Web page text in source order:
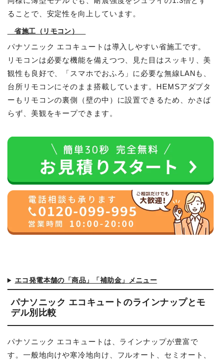
ることで、安定性を向上しています。
省施工（リモコン）
パナソニック エコキュートは導入しやすい省施工です。
リモコンは必要な機能を備えつつ、見た目はスッキリ、美
観性も良好で、「スマホでおふろ」に必要な無線LANも、
台所リモコンにそのまま搭載しています。HEMSアダプタ
ーもリモコンの裏側（壁の中）に設置できるため、かさば
らず、美観をキープできます。
エコ発電本舗の「商品」「補助金」メニュー
パナソニック エコキュートのラインナップとモ
デル別比較
パナソニック エコキュートは、ラインナップが豊富で
す。一般地向けや寒冷地向け、フルオート、セミオート、